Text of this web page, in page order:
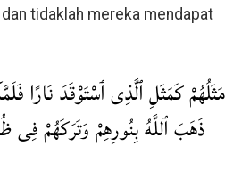
tidaklah mereka mendapat
مَثَلُهُمْ كَمَثَلِ ٱلَّذِى ٱسْتَوْقَدَ نَارًا
ذَهَبَ ٱللَّهُ بِنُورِهِمْ وَتَرَكَهُمْ فِى